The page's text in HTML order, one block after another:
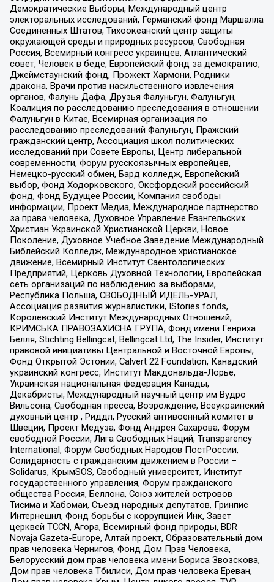
Демократические Выборы, Международный центр
электоральных исследований, Германский фонд Маршалла
Соединенных Штатов, Тихоокеанский центр защиты
окружающей среды и природных ресурсов, Свободная
Россия, Всемирный конгресс украинцев, Атлантический
совет, Человек в беде, Европейский фонд за демократию,
Джеймстаунский фонд, Прожект Хармони, Родники
дракона, Врачи против насильственного извлечения
органов, Фалунь Дафа, Друзья Фалуньгун, Фалуньгун,
Коалиция по расследованию преследования в отношении
Фалуньгун в Китае, Всемирная организация по
расследованию преследований Фалуньгун, Пражский
гражданский центр, Ассоциация школ политических
исследований при Совете Европы, Центр либеральной
современности, Форум русскоязычных европейцев,
Немецко-русский обмен, Бард колледж, Европейский
выбор, Фонд Ходорковского, Оксфордский российский
фонд, Фонд Будущее России, Компания свободы
информации, Проект Медиа, Международное партнерство
за права человека, Духовное Управление Евангельских
Христиан Украинской Христианской Церкви, Новое
Поколение, Духовное Учебное Заведение Международный
Библейский Колледж, Международное христианское
движение, Всемирный Институт Саентологических
Предприятий, Церковь Духовной Технологии, Европейская
сеть организаций по наблюдению за выборами,
Республика Польша, СВОБОДНЫЙ ИДЕЛЬ-УРАЛ,
Ассоциация развития журналистики, IStories fonds,
Королевский Институт Международных Отношений,
КРИМСЬКА ПРАВОЗАХИСНА ГРУПА, Фонд имени Генриха
Бёлля, Stichting Bellingcat, Bellingcat Ltd, The Insider, Институт
правовой инициативы Центральной и Восточной Европы,
Фонд Открытой Эстонии, Calvert 22 Foundation, Канадский
украинский конгресс, Институт Макдональда-Лорье,
Украинская национальная федерация Канады,
Декабристы, Международный научный центр им Вудро
Вильсона, Свободная пресса, Возрождение, Всеукраинский
духовный центр , Риддл, Русский антивоенный комитет в
Швеции, Проект Медуза, Фонд Андрея Сахарова, Форум
свободной России, Лига Свободных Наций, Transparеncy
International, Форум Свободных Народов ПостРоссии,
Солидарность с гражданским движением в России –
Solidarus, КрымSOS, Свободный университет, Институт
государственного управления, Форум гражданского
общества Россия, Беллона, Союз жителей островов
Тисима и Хабомаи, Съезд народных депутатов, Гринпис
Интернешнл, Фонд борьбы с коррупцией Инк, Завет
церквей TCCN, Агора, Всемирный фонд природы, BDR
Novaja Gazeta-Europe, Алтай проект, Образовательный дом
прав человека Чернигов, Фонд Дом Прав Человека,
Белорусский дом прав человека имени Бориса Звозскова,
Дом прав человека Тбилиси, Дом прав человека Ереван,